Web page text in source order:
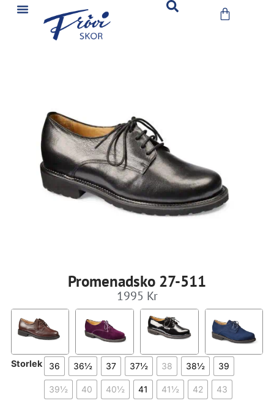
Promenadsko 27-511
1995 Kr
Storlek 36 36½ 37 37½ 38 38½ 39
39½ 40 40½ 41 41½ 42 43